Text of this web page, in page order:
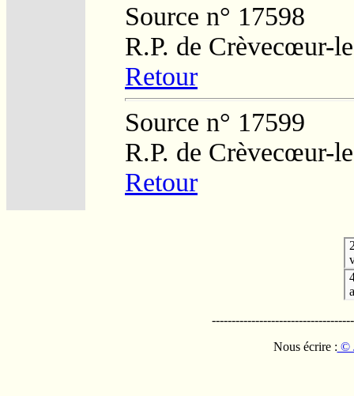
Source n° 17598
R.P. de Crèvecœur-
Retour
Source n° 17599
R.P. de Crèvecœur-
Retour
Nous écrire : ©